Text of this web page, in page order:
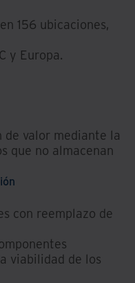
156 ubicaciones,
y Europa.
de valor mediante la
que no almacenan
con reemplazo de
viabilidad de los